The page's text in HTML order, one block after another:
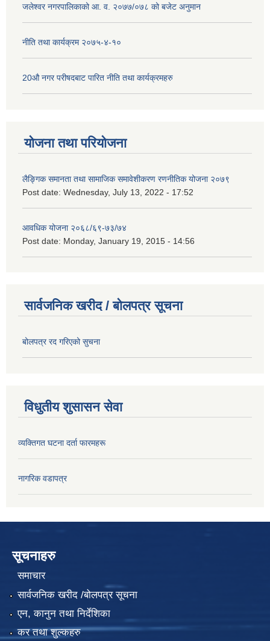
जलेश्वर नगरपालिकाको आ. व. २०७७/०७८ को बजेट अनुमान
नीति तथा कार्यक्रम २०७५-४-१०
20औ नगर परीषदबाट पारित नीति तथा कार्यक्रमहरु
योजना तथा परियोजना
लैङ्गिक समानता तथा सामाजिक समावेशीकरण रणनीतिक योजना २०७९
Post date: Wednesday, July 13, 2022 - 17:52
आवधिक योजना २०६८/६९-७३/७४
Post date: Monday, January 19, 2015 - 14:56
सार्वजनिक खरीद / बोलपत्र सूचना
बोलपत्र रद गरिएको सुचना
विधुतीय शुसासन सेवा
व्यक्तिगत घटना दर्ता फारमहरू
नागरिक वडापत्र
सूचनाहरु
समाचार
सार्वजनिक खरीद /बोलपत्र सूचना
एन, कानुन तथा निर्देशिका
कर तथा शुल्कहरु